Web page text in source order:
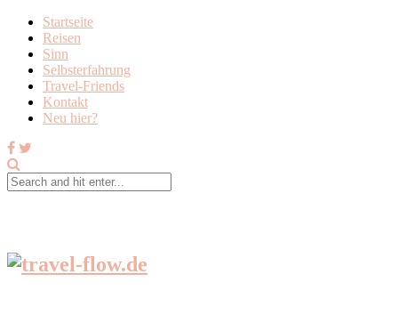
Startseite
Reisen
Sinn
Selbsterfahrung
Travel-Friends
Kontakt
Neu hier?